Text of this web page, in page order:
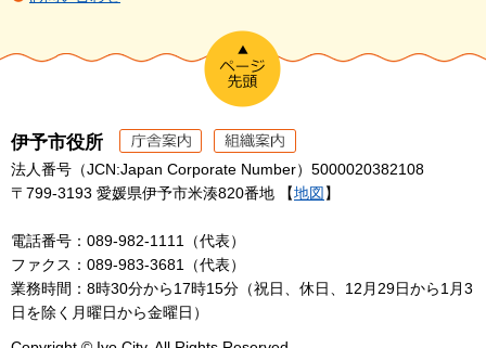
伊予市役所
法人番号（JCN:Japan Corporate Number）5000020382108
〒799-3193 愛媛県伊予市米湊820番地 【地図 】
電話番号：089-982-1111（代表）
ファクス：089-983-3681（代表）
業務時間：8時30分から17時15分（祝日、休日、12月29日から1月3
日を除く月曜日から金曜日）